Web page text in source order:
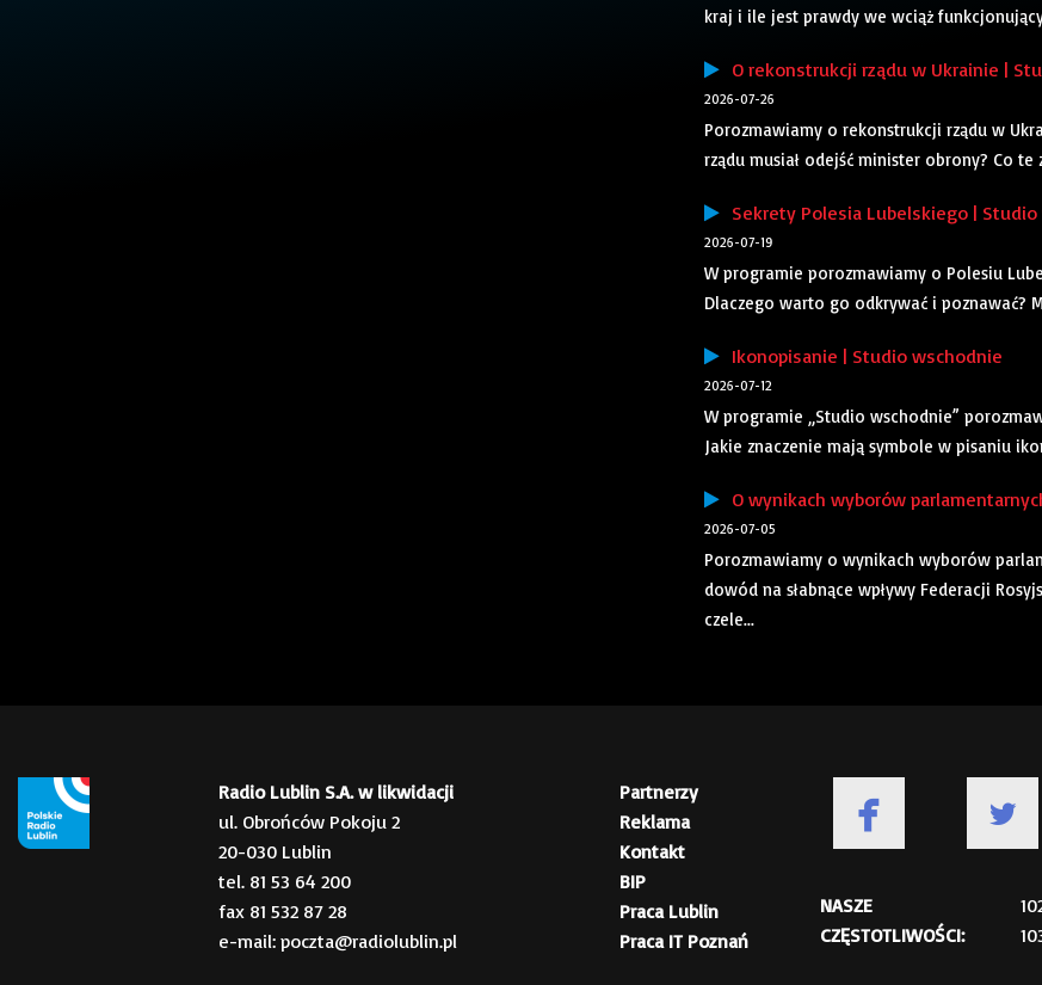
kraj i ile jest prawdy we wciąż
O rekonstrukcji rządu w Ukrainie |
2026-07-26
Porozmawiamy o rekonstrukcji rządu w
rządu musiał odejść minister obrony? Co
Sekrety Polesia Lubelskiego |
2026-07-19
W programie porozmawiamy o Polesiu
Dlaczego warto go odkrywać i poznawać?
Ikonopisanie | Studio wschodnie
2026-07-12
W programie „Studio wschodnie”
Jakie znaczenie mają symbole w pisaniu
O wynikach wyborów
2026-07-05
Porozmawiamy o wynikach wyborów
dowód na słabnące wpływy Federacji
czele...
Radio Lublin S.A. w likwidacji
ul. Obrońców Pokoju 2
20-030 Lublin
tel. 81 53 64 200
fax 81 532 87 28
e-mail: poczta@radiolublin.pl
Partnerzy
Reklama
Kontakt
BIP
Praca Lublin
Praca IT Poznań
NASZE
CZĘSTOTLIWOŚCI: